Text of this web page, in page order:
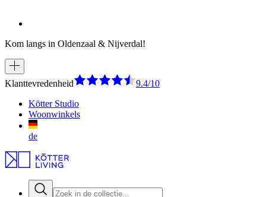
Kom langs in Oldenzaal & Nijverdal!
Klanttevredenheid
9.4/10
Kötter Studio
Woonwinkels
de